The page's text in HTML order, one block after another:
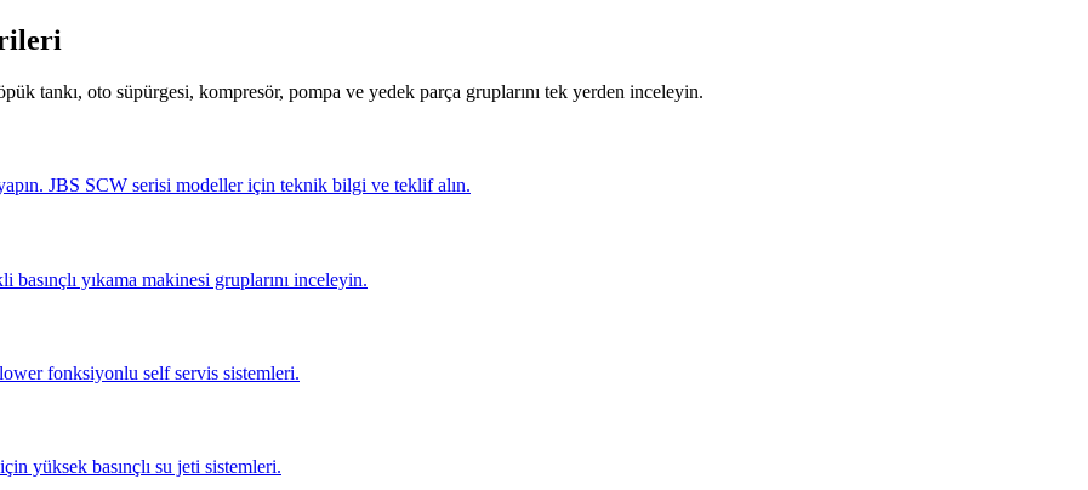
tankı, oto süpürgesi, kompresör, pompa ve yedek parça gruplarını tek yerden inceleyin.
JBS SCW serisi modeller için teknik bilgi ve teklif alın.
yıkama makinesi gruplarını inceleyin.
fonksiyonlu self servis sistemleri.
yüksek basınçlı su jeti sistemleri.